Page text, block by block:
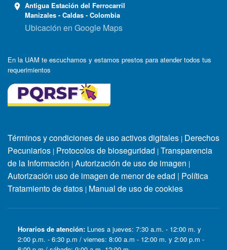
Antigua Estación del Ferrocarril
Manizales - Caldas - Colombia
Ubicación en Google Maps
En la UAM te escuchamos y estamos prestos para atender todos tus
requerimientos
Términos y condiciones de uso activos digitales | Derechos
Pecuniarios | Protocolos de bioseguridad | Transparencia
de la Información | Autorización de uso de imagen |
Autorización uso de imagen de menor de edad | Política
Tratamiento de datos | Manual de uso de cookies
Horarios de atención: Lunes a jueves: 7:30 a.m. - 12:00 m. y
2:00 p.m. - 6:30 p.m / viernes: 8:00 a.m - 12:00 m. y 2:00 p.m -